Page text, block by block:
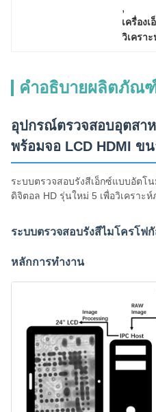
,
เครื่อง
วิเครา
คำอธิบายผลิตภัณ
อุปกรณ์ตรวจสอบอุตสาห
พร้อมจอ LCD HDMI ข
ระบบตรวจสอบรังสีเอ็กซ์แบบอัตโ
ดิจิตอล HD รุ่นใหม่ 5 เพื่อวิเคราะห์
ระบบตรวจสอบรังสีไมโครโฟกั
หลักการทํางาน